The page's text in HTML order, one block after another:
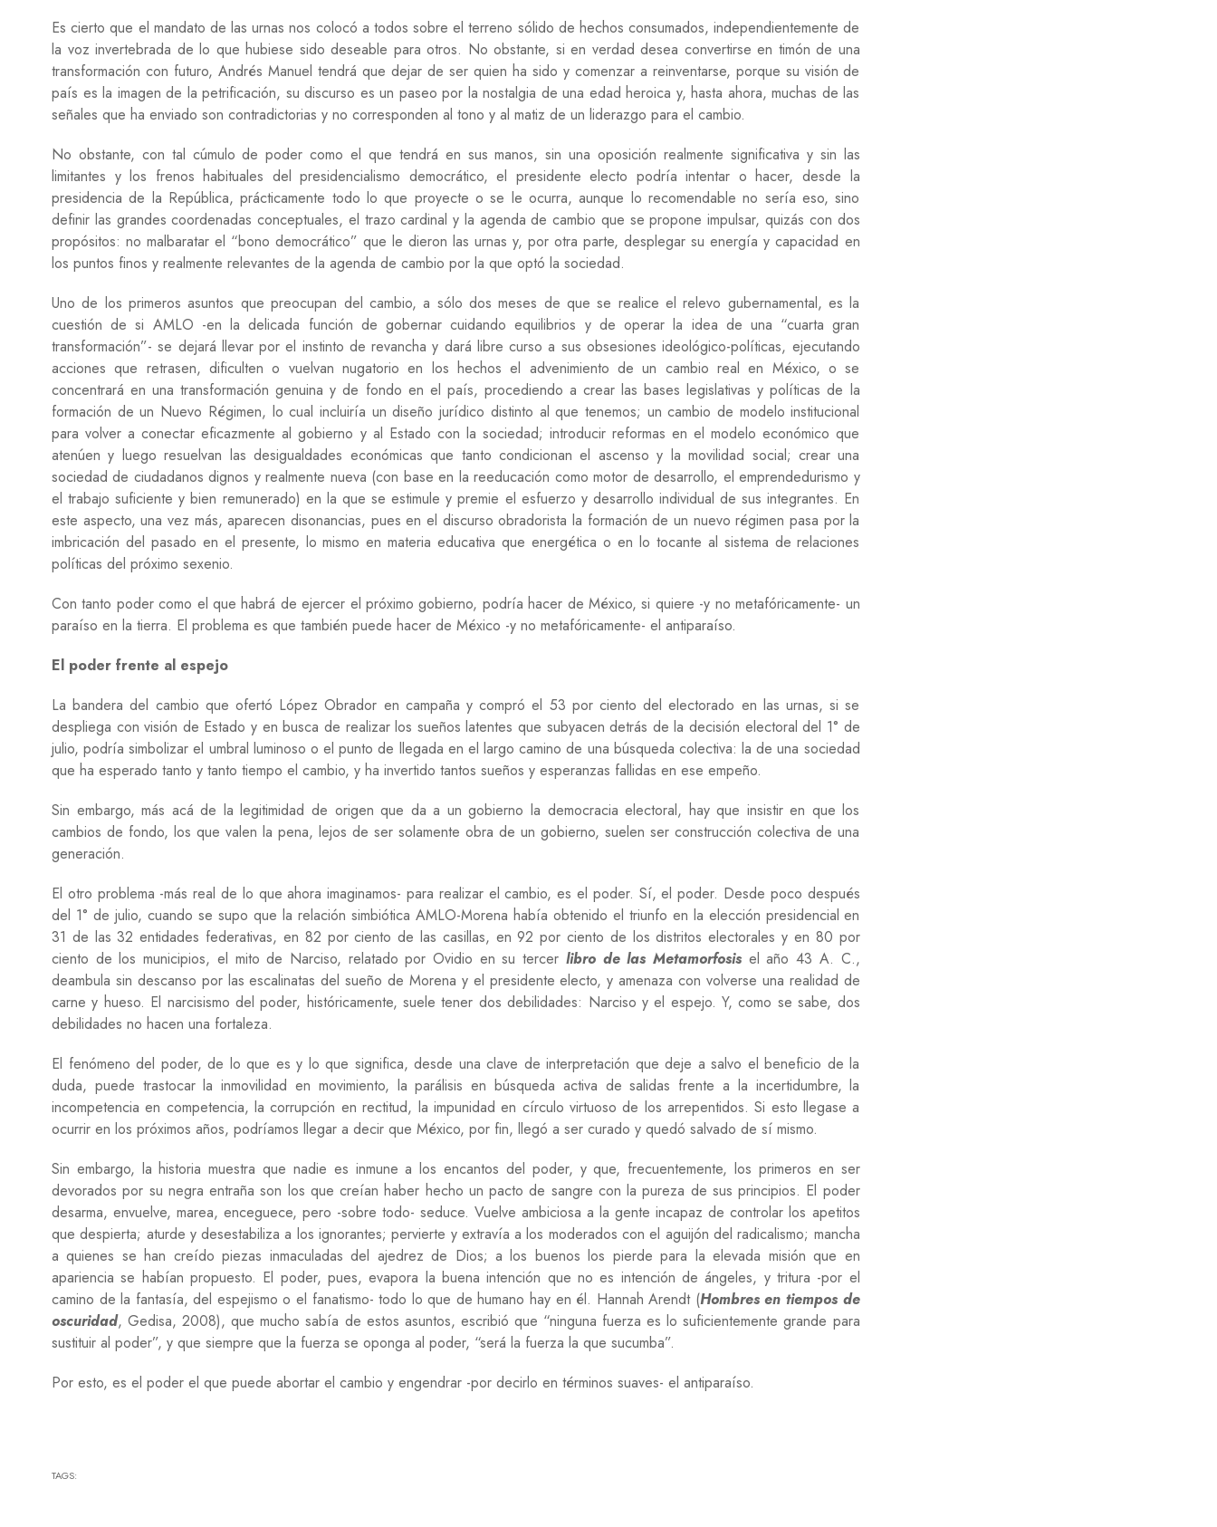
L
I
G
Ó
N
A
L
U
D
S
E
U
R
I
D
A
O
I
E
D
D
C
O
A
Es cierto que el mandato de las urnas nos colocó a todos sobre el terreno sólido de hechos consumados, independientemente de
la voz invertebrada de lo que hubiese sido deseable para otros. No obstante, si en verdad desea convertirse en timón de una
transformación con futuro, Andrés Manuel tendrá que dejar de ser quien ha sido y comenzar a reinventarse, porque su visión de
país es la imagen de la petrificación, su discurso es un paseo por la nostalgia de una edad heroica y, hasta ahora, muchas de las
señales que ha enviado son contradictorias y no corresponden al tono y al matiz de un liderazgo para el cambio.
No obstante, con tal cúmulo de poder como el que tendrá en sus manos, sin una oposición realmente significativa y sin las
limitantes y los frenos habituales del presidencialismo democrático, el presidente electo podría intentar o hacer, desde la
presidencia de la República, prácticamente todo lo que proyecte o se le ocurra, aunque lo recomendable no sería eso, sino
definir las grandes coordenadas conceptuales, el trazo cardinal y la agenda de cambio que se propone impulsar, quizás con dos
propósitos: no malbaratar el “bono democrático” que le dieron las urnas y, por otra parte, desplegar su energía y capacidad en
los puntos finos y realmente relevantes de la agenda de cambio por la que optó la sociedad.
Uno de los primeros asuntos que preocupan del cambio, a sólo dos meses de que se realice el relevo gubernamental, es la
cuestión de si AMLO -en la delicada función de gobernar cuidando equilibrios y de operar la idea de una “cuarta gran
transformación”- se dejará llevar por el instinto de revancha y dará libre curso a sus obsesiones ideológico-políticas, ejecutando
acciones que retrasen, dificulten o vuelvan nugatorio en los hechos el advenimiento de un cambio real en México, o se
concentrará en una transformación genuina y de fondo en el país, procediendo a crear las bases legislativas y políticas de la
formación de un Nuevo Régimen, lo cual incluiría un diseño jurídico distinto al que tenemos; un cambio de modelo institucional
para volver a conectar eficazmente al gobierno y al Estado con la sociedad; introducir reformas en el modelo económico que
atenúen y luego resuelvan las desigualdades económicas que tanto condicionan el ascenso y la movilidad social; crear una
sociedad de ciudadanos dignos y realmente nueva (con base en la reeducación como motor de desarrollo, el emprendedurismo y
el trabajo suficiente y bien remunerado) en la que se estimule y premie el esfuerzo y desarrollo individual de sus integrantes. En
este aspecto, una vez más, aparecen disonancias, pues en el discurso obradorista la formación de un nuevo régimen pasa por la
imbricación del pasado en el presente, lo mismo en materia educativa que energética o en lo tocante al sistema de relaciones
políticas del próximo sexenio.
Con tanto poder como el que habrá de ejercer el próximo gobierno, podría hacer de México, si quiere -y no metafóricamente- un
paraíso en la tierra. El problema es que también puede hacer de México -y no metafóricamente- el antiparaíso.
El poder frente al espejo
La bandera del cambio que ofertó López Obrador en campaña y compró el 53 por ciento del electorado en las urnas, si se
despliega con visión de Estado y en busca de realizar los sueños latentes que subyacen detrás de la decisión electoral del 1° de
julio, podría simbolizar el umbral luminoso o el punto de llegada en el largo camino de una búsqueda colectiva: la de una sociedad
que ha esperado tanto y tanto tiempo el cambio, y ha invertido tantos sueños y esperanzas fallidas en ese empeño.
Sin embargo, más acá de la legitimidad de origen que da a un gobierno la democracia electoral, hay que insistir en que los
cambios de fondo, los que valen la pena, lejos de ser solamente obra de un gobierno, suelen ser construcción colectiva de una
generación.
El otro problema -más real de lo que ahora imaginamos- para realizar el cambio, es el poder. Sí, el poder. Desde poco después
del 1° de julio, cuando se supo que la relación simbiótica AMLO-Morena había obtenido el triunfo en la elección presidencial en
31 de las 32 entidades federativas, en 82 por ciento de las casillas, en 92 por ciento de los distritos electorales y en 80 por
ciento de los municipios, el mito de Narciso, relatado por Ovidio en su tercer libro de las Metamorfosis el año 43 A. C.,
deambula sin descanso por las escalinatas del sueño de Morena y el presidente electo, y amenaza con volverse una realidad de
carne y hueso. El narcisismo del poder, históricamente, suele tener dos debilidades: Narciso y el espejo. Y, como se sabe, dos
debilidades no hacen una fortaleza.
El fenómeno del poder, de lo que es y lo que significa, desde una clave de interpretación que deje a salvo el beneficio de la
duda, puede trastocar la inmovilidad en movimiento, la parálisis en búsqueda activa de salidas frente a la incertidumbre, la
incompetencia en competencia, la corrupción en rectitud, la impunidad en círculo virtuoso de los arrepentidos. Si esto llegase a
ocurrir en los próximos años, podríamos llegar a decir que México, por fin, llegó a ser curado y quedó salvado de sí mismo.
Sin embargo, la historia muestra que nadie es inmune a los encantos del poder, y que, frecuentemente, los primeros en ser
devorados por su negra entraña son los que creían haber hecho un pacto de sangre con la pureza de sus principios. El poder
desarma, envuelve, marea, enceguece, pero -sobre todo- seduce. Vuelve ambiciosa a la gente incapaz de controlar los apetitos
que despierta; aturde y desestabiliza a los ignorantes; pervierte y extravía a los moderados con el aguijón del radicalismo; mancha
a quienes se han creído piezas inmaculadas del ajedrez de Dios; a los buenos los pierde para la elevada misión que en
apariencia se habían propuesto. El poder, pues, evapora la buena intención que no es intención de ángeles, y tritura -por el
camino de la fantasía, del espejismo o el fanatismo- todo lo que de humano hay en él. Hannah Arendt (Hombres en tiempos de
oscuridad, Gedisa, 2008), que mucho sabía de estos asuntos, escribió que “ninguna fuerza es lo suficientemente grande para
sustituir al poder”, y que siempre que la fuerza se oponga al poder, “será la fuerza la que sucumba”.
Por esto, es el poder el que puede abortar el cambio y engendrar -por decirlo en términos suaves- el antiparaíso.
TAGS: